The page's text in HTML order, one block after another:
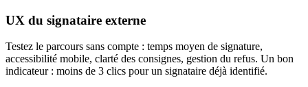
UX du signataire externe
Testez le parcours sans compte : temps moyen de signature,
accessibilité mobile, clarté des consignes, gestion du refus. Un bon
indicateur : moins de 3 clics pour un signataire déjà identifié.